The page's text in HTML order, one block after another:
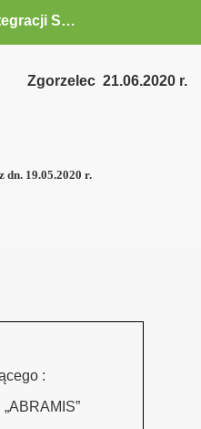
Fundacja Integracji Społecznej "ABRAMIS"
Zgorzelec 21.06.2020 r.
z dn. 19.05.2020 r.
: